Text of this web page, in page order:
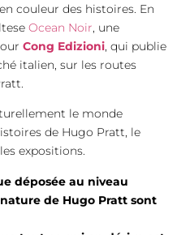
couleur des histoires. En
Ocean Noir, une
Cong Edizioni, qui publie
italien, sur les routes
le monde
de Hugo Pratt, le
expositions.
déposée au niveau
de Hugo Pratt sont